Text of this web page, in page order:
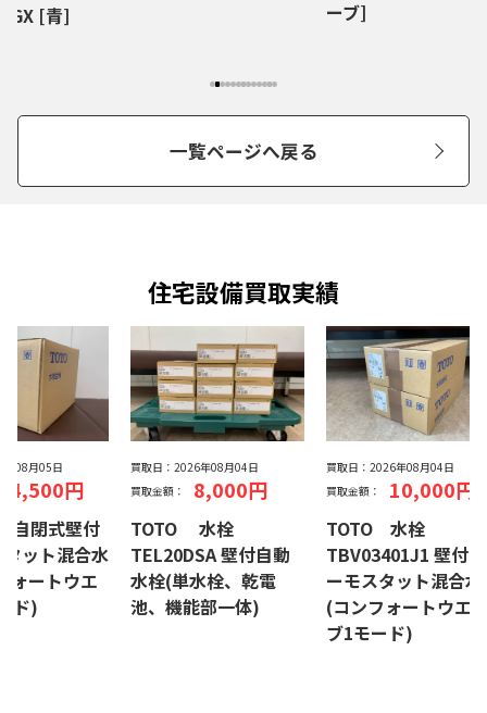
[青]
ーブ]
一覧ページへ戻る
住宅設備買取実績
年08月05日
円
自閉式壁付
ット混合水
ォートウエ
ド)
買取日： 2026年08月04日
買取金額：
8,000円
TOTO 水栓
TEL20DSA 壁付自動
水栓(単水栓、乾電
池、機能部一体)
買取日： 2026年08月04日
買取金額：
10,000円
TOTO 水栓
TBV03401J1 壁付サ
ーモスタット混合
(コンフォートウエ
ブ1モード)